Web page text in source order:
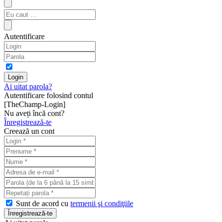
Autentificare
Ai uitat parola?
Autentificare folosind contul
[TheChamp-Login]
Nu aveți încă cont?
Înregistrează-te
Creează un cont
Sunt de acord cu termenii şi condiţiile